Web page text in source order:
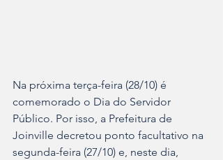
Na próxima terça-feira (28/10) é
comemorado o Dia do Servidor
Público. Por isso, a Prefeitura de
Joinville decretou ponto facultativo na
segunda-feira (27/10) e, neste dia,